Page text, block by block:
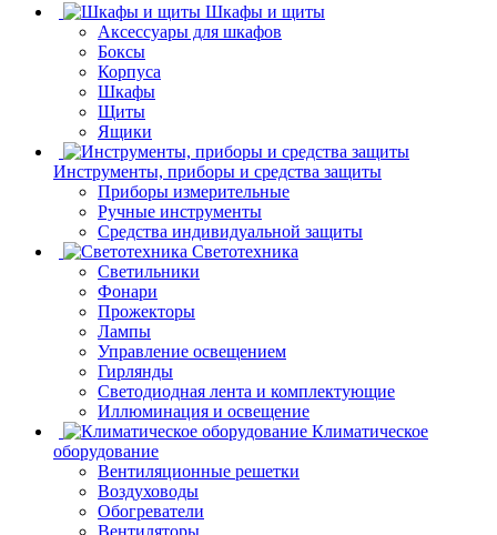
Шкафы и щиты
Аксессуары для шкафов
Боксы
Корпуса
Шкафы
Щиты
Ящики
Инструменты, приборы и средства защиты
Приборы измерительные
Ручные инструменты
Средства индивидуальной защиты
Светотехника
Светильники
Фонари
Прожекторы
Лампы
Управление освещением
Гирлянды
Светодиодная лента и комплектующие
Иллюминация и освещение
Климатическое
оборудование
Вентиляционные решетки
Воздуховоды
Обогреватели
Вентиляторы